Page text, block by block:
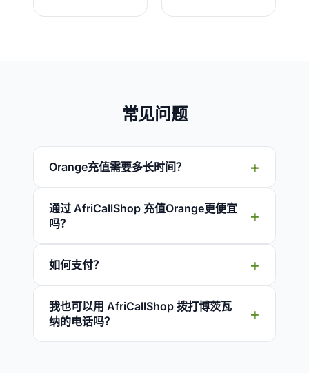
常见问题
Orange充值需要多长时间？
通过 AfriCallShop 充值Orange更便宜
吗？
如何支付？
我也可以用 AfriCallShop 拨打博茨瓦
纳的电话吗？